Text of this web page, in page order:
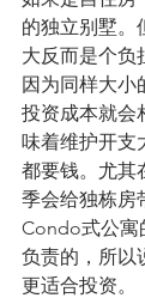
的独立别墅。
大反而是个负
因为同样大小
投资成本就会
味着维护开支
都要钱。尤其
季会给独栋房
Condo式公寓
负责的，所以
更适合投资。